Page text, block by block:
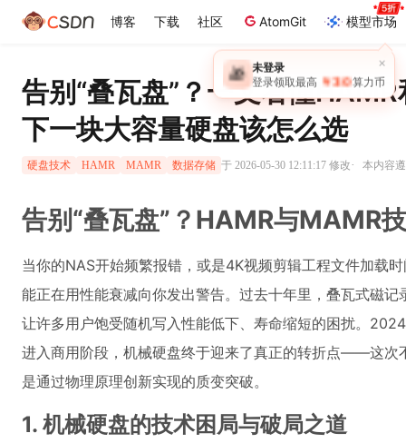
博客 下载 社区 AtomGit 模型市场
×
🎁 未登录
登录领取最高 ￥30 算力币
告别“叠瓦盘”？一文看懂
下一块大容量硬盘该怎么选
硬盘技术 HAMR MAMR 数据存储 于 2026-05-30 12:11:17 修改· 本内容
告别“叠瓦盘”？HAMR与MAMR
当你的NAS开始频繁报错，或是4K视频剪辑工程文件加载
能正在用性能衰减向你发出警告。过去十年里，叠瓦式磁
让许多用户饱受随机写入性能低下、寿命缩短的困扰。
进入商用阶段，机械硬盘终于迎来了真正的转折点——这次
是通过物理原理创新实现的质变突破。
1. 机械硬盘的技术困局与破局之道